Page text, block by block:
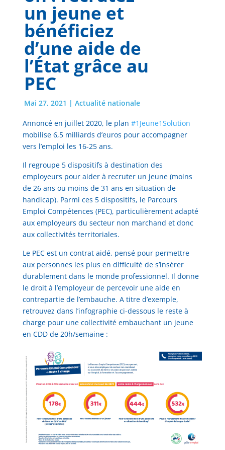
un jeune et
bénéficiez
d’une aide de
l’État grâce au
PEC
Mai 27, 2021 | Actualité nationale
Annoncé en juillet 2020, le plan #1Jeune1Solution
mobilise 6,5 milliards d’euros pour accompagner
vers l’emploi les 16-25 ans.
Il regroupe 5 dispositifs à destination des
employeurs pour aider à recruter un jeune (moins
de 26 ans ou moins de 31 ans en situation de
handicap). Parmi ces 5 dispositifs, le Parcours
Emploi Compétences (PEC), particulièrement adapté
aux employeurs du secteur non marchand et donc
aux collectivités territoriales.
Le PEC est un contrat aidé, pensé pour permettre
aux personnes les plus en difficulté de s’insérer
durablement dans le monde professionnel. Il donne
le droit à l’employeur de percevoir une aide en
contrepartie de l’embauche. A titre d’exemple,
retrouvez dans l’infographie ci-dessous le reste à
charge pour une collectivité embauchant un jeune
en CDD de 20h/semaine :